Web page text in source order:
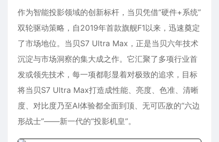
作为智能投影领域的创新标杆，当贝凭借“硬件+系统”
双轮驱动策略，自2019年首款旗舰F1以来，迅速奠定
了市场地位。当贝S7 Ultra Max，正是当贝六年技术
沉淀与市场洞察的集大成之作。它汇聚了多项行业首
发或领先技术，每一项都彰显着对极致的追求，目标
将当贝S7 Ultra Max打造成性能、亮度、色准、清晰
度、对比度乃至AI体验都全面到顶、无可匹敌的“六边
形战士”——新一代的“投影机皇”。